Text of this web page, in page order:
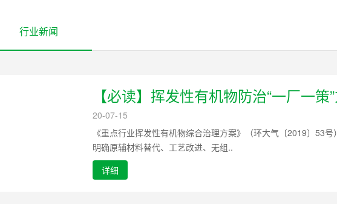
行业新闻
【必读】挥发性有机物防治“一厂一
20-07-15
《重点行业挥发性有机物综合治理方案》（环大气〔2019〕53号
明确原辅材料替代、工艺改进、无组..
详细